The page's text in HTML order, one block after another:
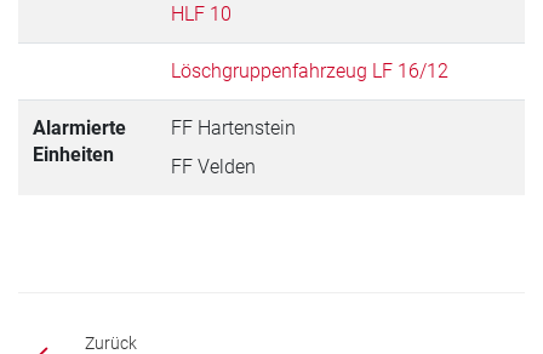
HLF 10
Löschgruppenfahrzeug LF 16/12
Alarmierte
Einheiten
FF Hartenstein
FF Velden
Zurück